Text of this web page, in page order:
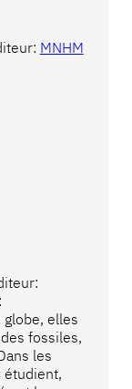
MNHM
elles
fossiles,
les
étudient,